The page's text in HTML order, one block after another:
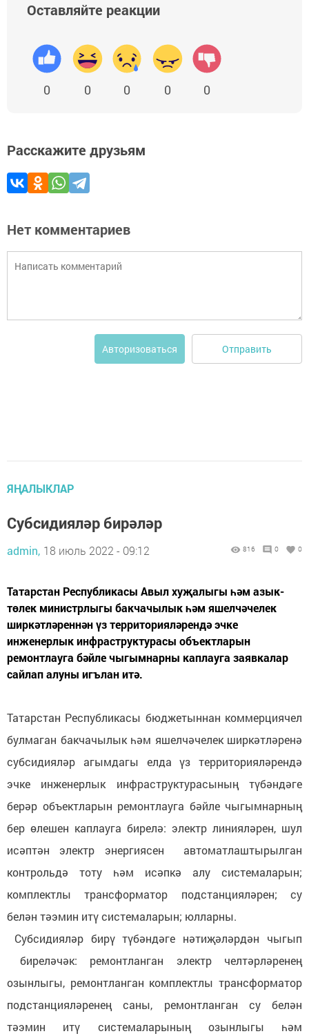
Оставляйте реакции
0 0 0 0 0
Расскажите друзьям
Нет комментариев
Авторизоваться Отправить
ЯҢАЛЫКЛАР
Субсидияләр бирәләр
admin, 18 июль 2022 - 09:12 816 0 0
Татарстан Республикасы Авыл хуҗалыгы һәм азык-
төлек министрлыгы бакчачылык һәм яшелчәчелек
ширкәтләреннән үз территорияләрендә эчке
инженерлык инфраструктурасы объектларын
ремонтлауга бәйле чыгымнарны каплауга заявкалар
сайлап алуны игълан итә.
Татарстан Республикасы бюджетыннан коммерциячел
булмаган бакчачылык һәм яшелчәчелек ширкәтләренә
субсидияләр агымдагы елда үз территорияләрендә
эчке инженерлык инфраструктурасының түбәндәге
берәр объектларын ремонтлауга бәйле чыгымнарның
бер өлешен каплауга бирелә: электр линияләрен, шул
исәптән электр энергиясен автоматлаштырылган
контрольдә тоту һәм исәпкә алу системаларын;
комплектлы трансформатор подстанцияләрен; су
белән тәэмин итү системаларын; юлларны.
Субсидияләр бирү түбәндәге нәтиҗәләрдән чыгып
биреләчәк: ремонтланган электр челтәрләренең
озынлыгы, ремонтланган комплектлы трансформатор
подстанцияләренең саны, ремонтланган су белән
тәэмин итү системаларының озынлыгы һәм